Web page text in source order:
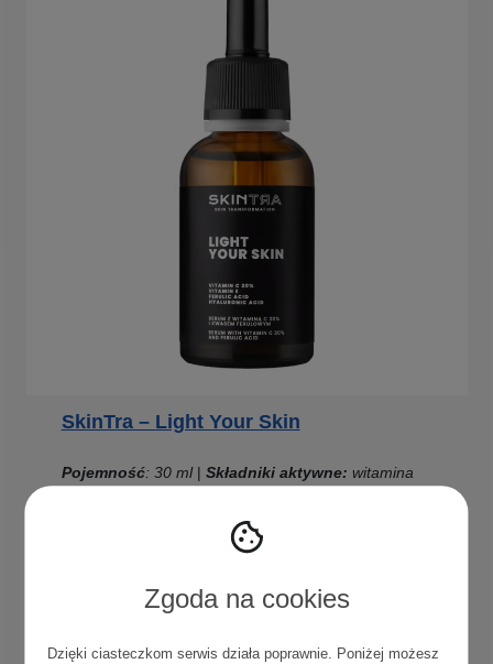
Zgoda na cookies
Dzięki ciasteczkom serwis działa poprawnie. Poniżej możesz
SkinTra – Light Your Skin
Pojemność: 30 ml | Składniki aktywne: witamina
Serum o działaniu rozjaśniającym i
witaminy C w postaci kwasu askorbinowego. Możesz
poprawy kolorytu i redukcji ziemistego odcienia cery.